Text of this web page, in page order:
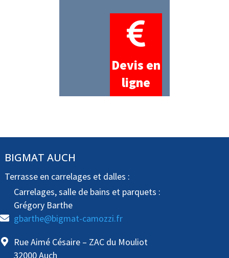
Devis en
ligne
BIGMAT AUCH
Terrasse en carrelages et dalles :
Carrelages, salle de bains et parquets :
Grégory Barthe
gbarthe@bigmat-camozzi.fr
Rue Aimé Césaire – ZAC du Mouliot
32000 Auch